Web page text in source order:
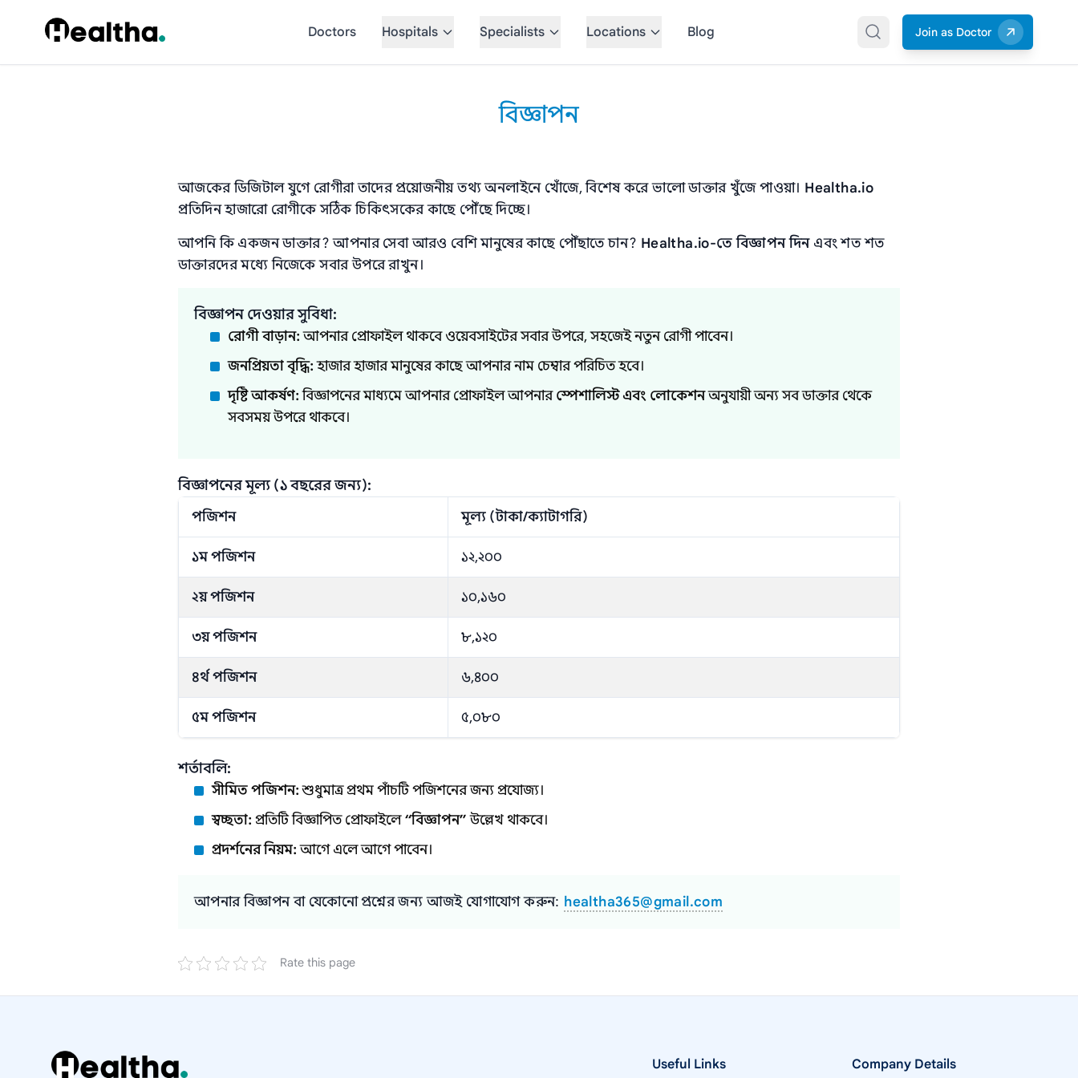
Doctors
Hospitals Specialists Locations Blog Join as Doctor
বিজ্ঞাপন
আজকের ডিজিটাল যুগে রোগীরা তাদের প্রয়োজনীয় তথ্য অনলাইনে খোঁজে, বিশেষ করে ভালো ডাক্তার খুঁজে পাওয়া। Healtha.io
প্রতিদিন হাজারো রোগীকে সঠিক চিকিৎসকের কাছে পৌঁছে দিচ্ছে।
আপনি কি একজন ডাক্তার? আপনার সেবা আরও বেশি মানুষের কাছে পৌঁছাতে চান? Healtha.io-তে বিজ্ঞাপন দিনএবং শত শত
ডাক্তারদের মধ্যে নিজেকে সবার উপরে রাখুন।
বিজ্ঞাপন দেওয়ার সুবিধা:
রোগী বাড়ান:আপনার প্রোফাইল থাকবে ওয়েবসাইটের সবার উপরে, সহজেই নতুন রোগী পাবেন।
জনপ্রিয়তা বৃদ্ধি:হাজার হাজার মানুষের কাছে আপনার নাম চেম্বার পরিচিত হবে।
দৃষ্টি আকর্ষণ:বিজ্ঞাপনের মাধ্যমে আপনার প্রোফাইল আপনারস্পেশালিস্ট এবং লোকেশনঅনুযায়ী অন্য সব ডাক্তার থেকে
সবসময় উপরে থাকবে।
বিজ্ঞাপনের মূল্য (১ বছরের জন্য):
পজিশন মূল্য (টাকা/ক্যাটাগরি)
১ম পজিশন ১২,২০০
২য় পজিশন ১০,১৬০
৩য় পজিশন ৮,১২০
৪র্থ পজিশন ৬,৪০০
৫ম পজিশন ৫,০৮০
শর্তাবলি:
সীমিত পজিশন:শুধুমাত্র প্রথম পাঁচটি পজিশনের জন্য প্রযোজ্য।
স্বচ্ছতা: প্রতিটি বিজ্ঞাপিত প্রোফাইলে“বিজ্ঞাপন”উল্লেখ থাকবে।
প্রদর্শনের নিয়ম:আগে এলে আগে পাবেন।
আপনার বিজ্ঞাপন বা যেকোনো প্রশ্নের জন্য আজই যোগাযোগ করুন: healtha365@gmail.com
Rate this page
Useful Links Company Details